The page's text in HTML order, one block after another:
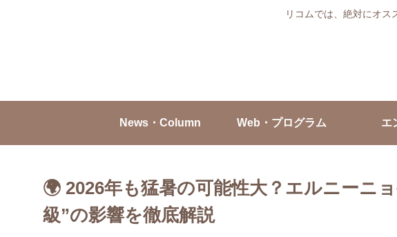
リコムでは、絶対にオス
News・Column Web・プログラム エ
🌍 2026年も猛暑の可能性大？エルニーニ
級”の影響を徹底解説